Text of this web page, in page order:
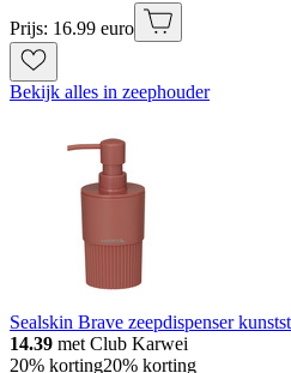
Prijs: 16.99 euro
Bekijk alles in zeephouder
Sealskin Brave zeepdispenser
14.39 met Club Karwei
20% korting20% korting